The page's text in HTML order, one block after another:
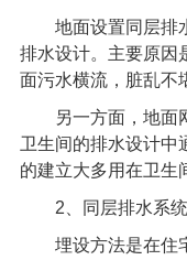
地面设置同层排水
排水设计。主要原因
面污水横流，脏乱不
另一方面，地面网
卫生间的排水设计中
的建立大多用在卫生
2 、同层排水系
埋设方法是在住宅